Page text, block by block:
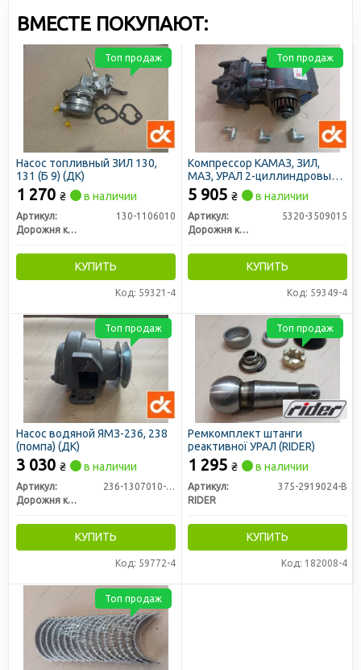
ВМЕСТЕ ПОКУПАЮТ:
Насос топливный ЗИЛ 130,
131 (Б 9) (ДК)
1 270 ₴ в наличии
Артикул:
130-1106010
Дорожня карта
КУПИТЬ
Код: 59321-4
Топ продаж
Компрессор КАМАЗ, ЗИЛ,
МАЗ, УРАЛ 2-циллиндровый
(ДК)
5 905 ₴ в наличии
Артикул:
5320-3509015
Дорожня карта
КУПИТЬ
Код: 59349-4
Топ продаж
Насос водяной ЯМЗ-236, 238
(помпа) (ДК)
3 030 ₴ в наличии
Артикул:
236-1307010-А3
Дорожня карта
КУПИТЬ
Код: 59772-4
Топ продаж
Ремкомплект штанги
реактивної УРАЛ (RIDER)
1 295 ₴ в наличии
Артикул:
375-2919024-В
RIDER
КУПИТЬ
Код: 182008-4
Топ продаж
Топ продаж